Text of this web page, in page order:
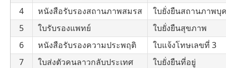
4
หนังสือรับรองสถานภาพสมรส
ใบยั่งยืนสถานภาพบุ
5
ใบรับรองแพทย์
ใบยั่งยืนสุขภาพ
6
หนังสือรับรองความประพฤติ
ใบแจ้งโทษเลขที่ 3
7
ใบส่งตัวคนลาวกลับประเทศ
ใบยั่งยืนที่อยู่